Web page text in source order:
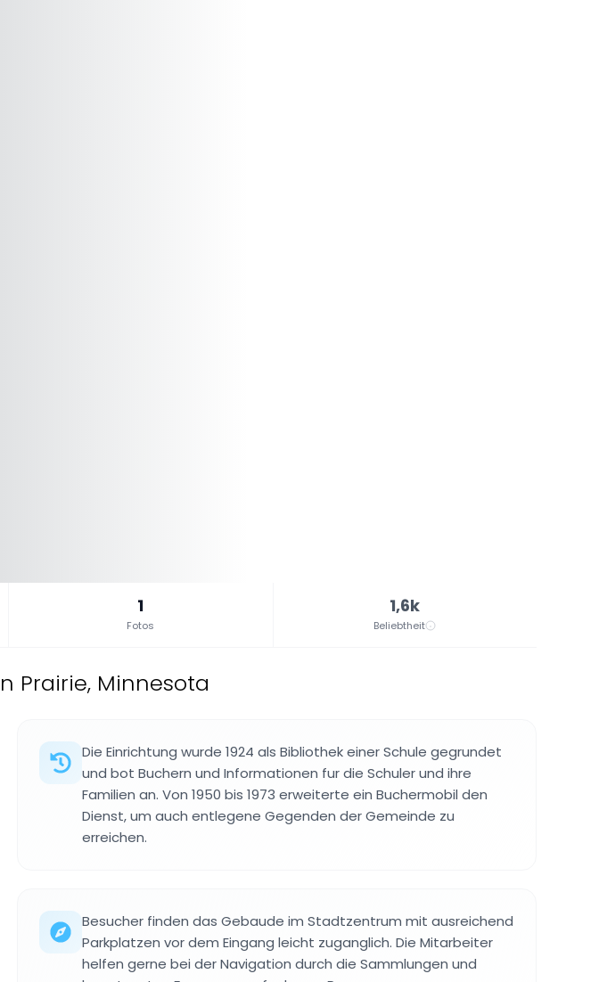
1
Fotos
1,6k
Beliebtheit
Prairie, Minnesota
Die Einrichtung wurde 1924 als Bibliothek einer Schule gegrundet
und bot Buchern und Informationen fur die Schuler und ihre
Familien an. Von 1950 bis 1973 erweiterte ein Buchermobil den
Dienst, um auch entlegene Gegenden der Gemeinde zu
erreichen.
Besucher finden das Gebaude im Stadtzentrum mit ausreichend
Parkplatzen vor dem Eingang leicht zuganglich. Die Mitarbeiter
helfen gerne bei der Navigation durch die Sammlungen und